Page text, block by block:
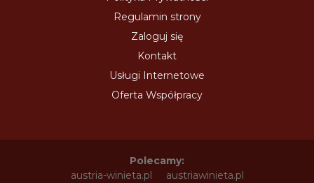
Regulamin strony
Zaloguj się
Kontakt
Usługi Internetowe
Oferta Współpracy
Polecamy:
austria-winieta.pl
austriawinieta.pl